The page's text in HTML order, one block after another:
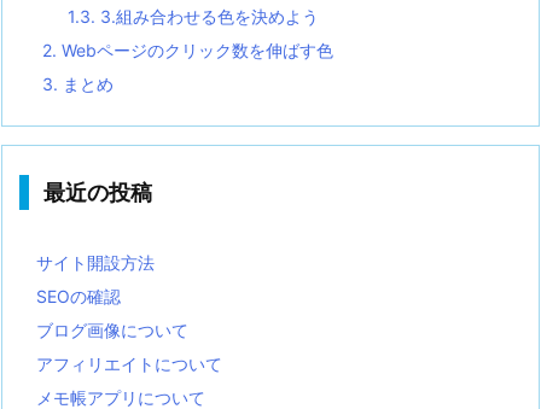
1.3. 3.組み合わせる色を決めよう
2. Webページのクリック数を伸ばす色
3. まとめ
最近の投稿
サイト開設方法
SEOの確認
ブログ画像について
アフィリエイトについて
メモ帳アプリについて